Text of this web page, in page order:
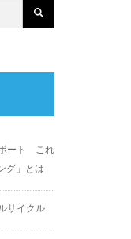
ート これ
グ」とは
サイクル